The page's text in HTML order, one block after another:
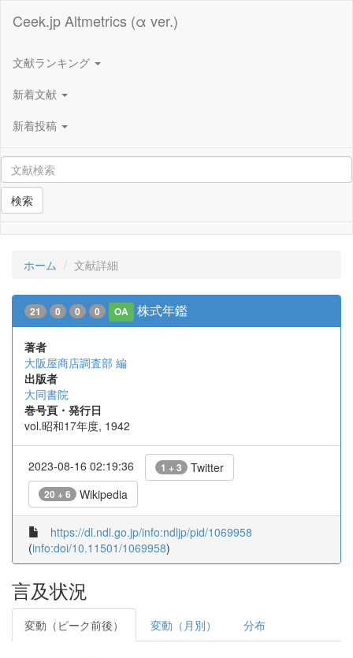
Ceek.jp Altmetrics (α ver.)
文献ランキング
新着文献
新着投稿
検索
ホーム 文献詳細
21 0 0 0 OA 株式年鑑
著者
大阪屋商店調査部 編
出版者
大同書院
巻号頁・発行日
vol.昭和17年度, 1942
2023-08-16 02:19:36 1 + 3 Twitter
20 + 6 Wikipedia
https://dl.ndl.go.jp/info:ndljp/pid/1069958
(info:doi/10.11501/1069958)
言及状況
変動（ピーク前後） 変動（月別） 分布